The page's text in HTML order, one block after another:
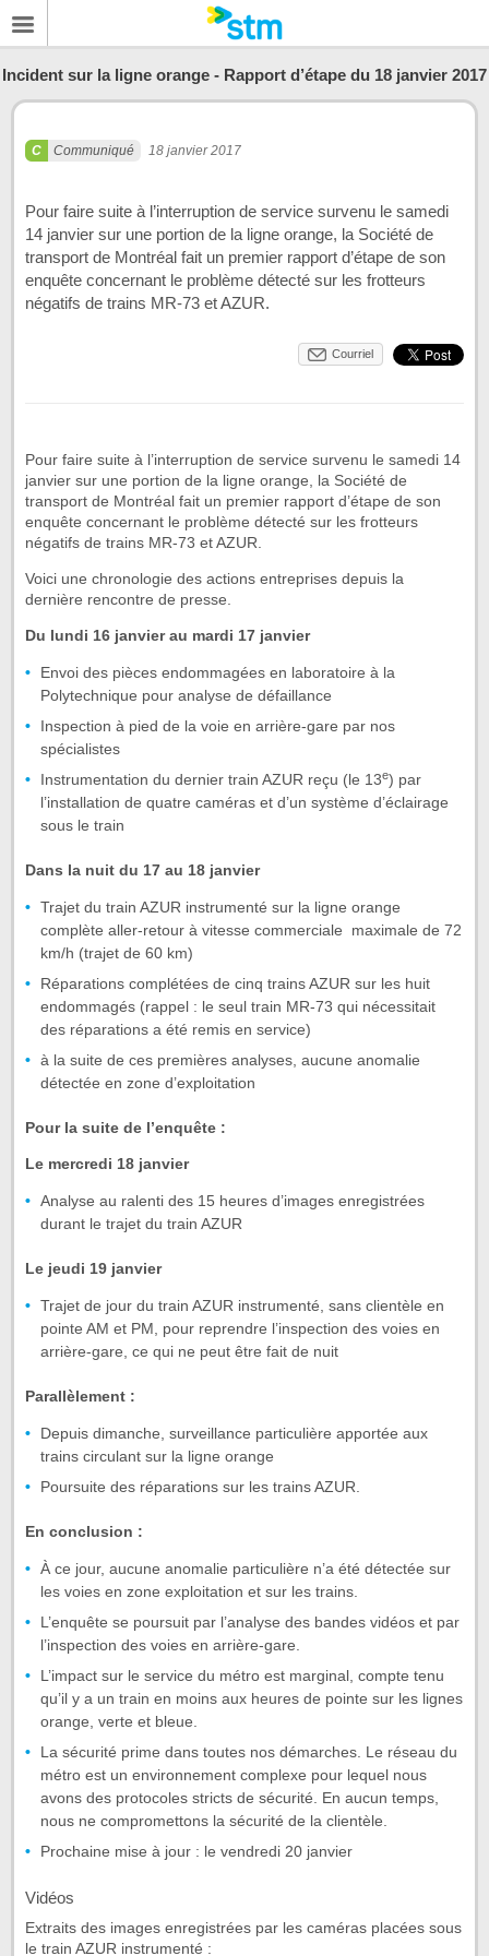
Incident sur la ligne orange - Rapport d’étape du 18 janvier 2017
Communiqué 18 janvier 2017
Pour faire suite à l’interruption de service survenu le samedi
14 janvier sur une portion de la ligne orange, la Société de
transport de Montréal fait un premier rapport d’étape de son
enquête concernant le problème détecté sur les frotteurs
négatifs de trains MR-73 et AZUR.
Courriel
Pour faire suite à l’interruption de service survenu le samedi 14
janvier sur une portion de la ligne orange, la Société de
transport de Montréal fait un premier rapport d’étape de son
enquête concernant le problème détecté sur les frotteurs
négatifs de trains MR-73 et AZUR.
Voici une chronologie des actions entreprises depuis la
dernière rencontre de presse.
Du lundi 16 janvier au mardi 17 janvier
Envoi des pièces endommagées en laboratoire à la
Polytechnique pour analyse de défaillance
Inspection à pied de la voie en arrière-gare par nos
spécialistes
Instrumentation du dernier train AZUR reçu (le 13e) par
l’installation de quatre caméras et d’un système d’éclairage
sous le train
Dans la nuit du 17 au 18 janvier
Trajet du train AZUR instrumenté sur la ligne orange
complète aller-retour à vitesse commerciale maximale de 72
km/h (trajet de 60 km)
Réparations complétées de cinq trains AZUR sur les huit
endommagés (rappel : le seul train MR-73 qui nécessitait
des réparations a été remis en service)
à la suite de ces premières analyses, aucune anomalie
détectée en zone d’exploitation
Pour la suite de l’enquête :
Le mercredi 18 janvier
Analyse au ralenti des 15 heures d’images enregistrées
durant le trajet du train AZUR
Le jeudi 19 janvier
Trajet de jour du train AZUR instrumenté, sans clientèle en
pointe AM et PM, pour reprendre l’inspection des voies en
arrière-gare, ce qui ne peut être fait de nuit
Parallèlement :
Depuis dimanche, surveillance particulière apportée aux
trains circulant sur la ligne orange
Poursuite des réparations sur les trains AZUR.
En conclusion :
À ce jour, aucune anomalie particulière n’a été détectée sur
les voies en zone exploitation et sur les trains.
L’enquête se poursuit par l’analyse des bandes vidéos et par
l’inspection des voies en arrière-gare.
L’impact sur le service du métro est marginal, compte tenu
qu’il y a un train en moins aux heures de pointe sur les lignes
orange, verte et bleue.
La sécurité prime dans toutes nos démarches. Le réseau du
métro est un environnement complexe pour lequel nous
avons des protocoles stricts de sécurité. En aucun temps,
nous ne compromettons la sécurité de la clientèle.
Prochaine mise à jour : le vendredi 20 janvier
Vidéos
Extraits des images enregistrées par les caméras placées sous
le train AZUR instrumenté :